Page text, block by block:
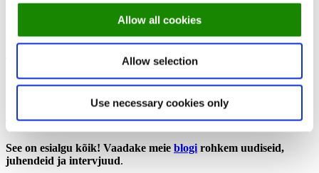
Allow all cookies
Allow selection
Use necessary cookies only
Julgustades külalisi mobiiltelefone ära panema, soodustab restoran
söögikohtade omavahelist suhtlemist ja suhtlemist.
Tänasel digiajastul, kus inimesed seavad sageli oma seadmed
isiklikust suhtlusest ettepoole, võivad sellised algatused aidata kaasa
tõeliste vestluste ja sidemete loomisele. Kui 90% otsustab osaleda
pakkumises - see on kasulik olukord.
Tunned end inspireerituna? Loe edasisiin
See on esialgu kõik! Vaadake meie blogi rohkem uudiseid,
juhendeid ja intervjuud.